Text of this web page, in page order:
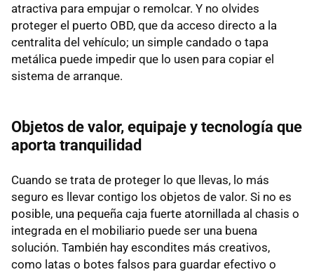
atractiva para empujar o remolcar. Y no olvides
proteger el puerto OBD, que da acceso directo a la
centralita del vehículo; un simple candado o tapa
metálica puede impedir que lo usen para copiar el
sistema de arranque.
Objetos de valor, equipaje y tecnología que
aporta tranquilidad
Cuando se trata de proteger lo que llevas, lo más
seguro es llevar contigo los objetos de valor. Si no es
posible, una pequeña caja fuerte atornillada al chasis o
integrada en el mobiliario puede ser una buena
solución. También hay escondites más creativos,
como latas o botes falsos para guardar efectivo o